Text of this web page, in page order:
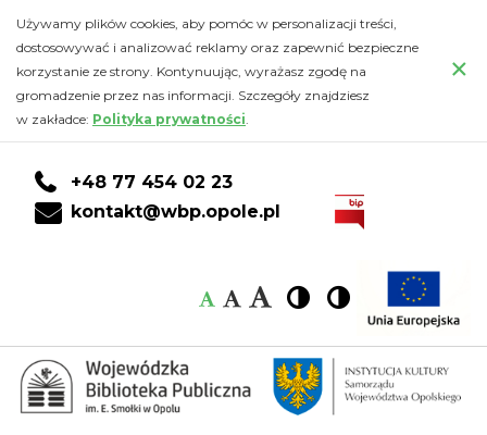
Польська
для
українців
język
Ukraińców
do
głównej
treści
DO
KONTA
CZYTELNIKA
DO
WYSZUKIWARKI
do
stopki
Używamy plików cookies, aby pomóc w personalizacji treści,
dostosowywać i analizować reklamy oraz zapewnić bezpieczne
korzystanie ze strony. Kontynuując, wyrażasz zgodę na
gromadzenie przez nas informacji. Szczegóły znajdziesz
w zakładce: Polityka prywatności.
×
+48 77 454 02 23
kontakt@wbp.opole.pl
Czcionka:
Czcionka
Czcionka
Czcionka
Wysoki
kontrast
Wysoki
kontrast